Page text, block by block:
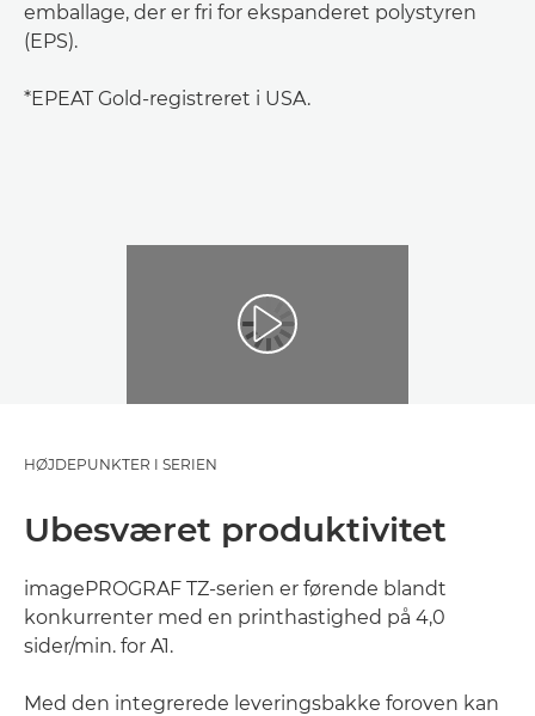
Afspil video
emballage, der er fri for ekspanderet polystyren
(EPS).
*EPEAT Gold-registreret i USA.
HØJDEPUNKTER I SERIEN
Ubesværet produktivitet
imagePROGRAF TZ-serien er førende blandt
konkurrenter med en printhastighed på 4,0
sider/min. for A1.
Med den integrerede leveringsbakke foroven kan